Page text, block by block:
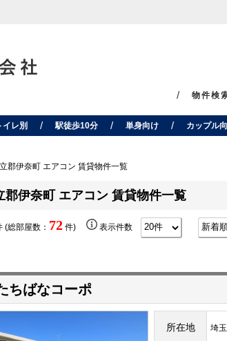
物件検
イレ別 駅徒歩10分 単身向け カップル
郡伊奈町 エアコン 賃貸物件一覧
郡伊奈町 エアコン 賃貸物件一覧
(総部屋数： 72 件) 表示件数
ちばなコーポ
所在地 埼